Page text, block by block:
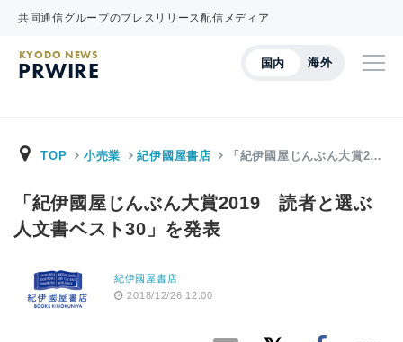
共同通信グループのプレスリリース配信メディア
国内 海外
KYODO NEWS
PRWIRE
TOP 小売業 紀伊國屋書店 「紀伊國屋じんぶん大賞2…
「紀伊國屋じんぶん大賞2019 読者と選ぶ
人文書ベスト30」を発表
紀伊國屋書店
2018/12/26 12:00